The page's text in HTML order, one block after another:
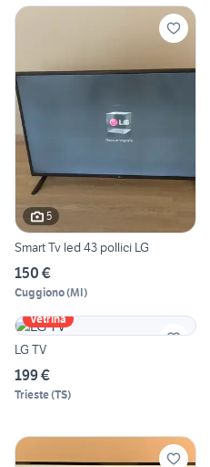
5
Smart Tv led 43 pollici LG
150 €
Cuggiono(MI)
Vetrina
LG TV
199 €
Trieste(TS)